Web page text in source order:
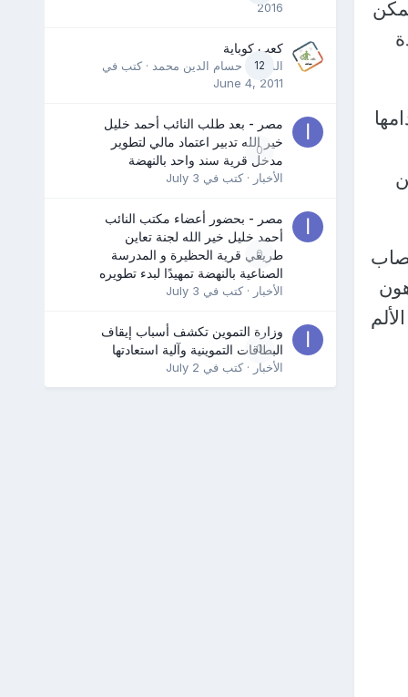
2016
12
كعب كوباية
المدرب حسام الدين محمد · كتب في
June 4, 2011
0
مصر - بعد طلب النائب أحمد خليل
خير الله تدبير اعتماد مالي لتطوير
مدخل قرية سند واحد بالنهضة
الأخبار · كتب في July 3
0
مصر - بحضور أعضاء مكتب النائب
أحمد خليل خير الله لجنة تعاين
طريقي قرية الحظيرة و المدرسة
الصناعية بالنهضة تمهيدًا لبدء تطويره
الأخبار · كتب في July 3
0
وزارة التموين تكشف أسباب إيقاف
البطاقات التموينية وآلية استعادتها
الأخبار · كتب في July 2